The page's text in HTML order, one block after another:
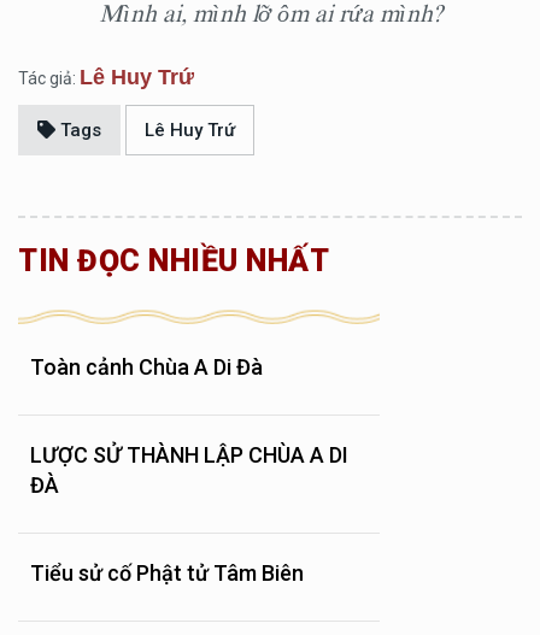
Mình ai, mình lỡ ôm ai rứa mình?
Tác giả: Lê Huy Trứ
Tags Lê Huy Trứ
TIN ĐỌC NHIỀU NHẤT
Toàn cảnh Chùa A Di Đà
LƯỢC SỬ THÀNH LẬP CHÙA A DI
ĐÀ
Tiểu sử cố Phật tử Tâm Biên